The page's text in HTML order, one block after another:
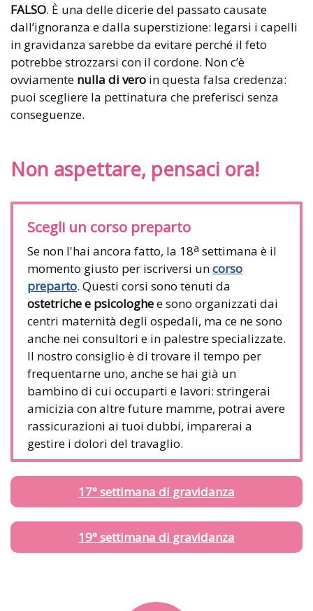
FALSO. È una delle dicerie del passato causate
dall’ignoranza e dalla superstizione: legarsi i capelli
in gravidanza sarebbe da evitare perché il feto
potrebbe strozzarsi con il cordone. Non c’è
ovviamente nulla di vero in questa falsa credenza:
puoi scegliere la pettinatura che preferisci senza
conseguenze.
Non aspettare, pensaci ora!
Scegli un corso preparto
Se non l'hai ancora fatto, la 18a settimana è il
momento giusto per iscriversi uncorso
preparto. Questi corsi sono tenuti da
ostetriche e psicologhee sono organizzati dai
centri maternità degli ospedali, ma ce ne sono
anche nei consultori e in palestre specializzate.
Il nostro consiglio è di trovare il tempo per
frequentarne uno, anche se hai già un
bambino di cui occuparti e lavori: stringerai
amicizia con altre future mamme, potrai avere
rassicurazioni ai tuoi dubbi, imparerai a
gestire i dolori del travaglio.
17° settimana di gravidanza
19° settimana di gravidanza